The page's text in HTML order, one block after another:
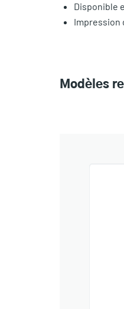
Disponible
Impression
Modèles